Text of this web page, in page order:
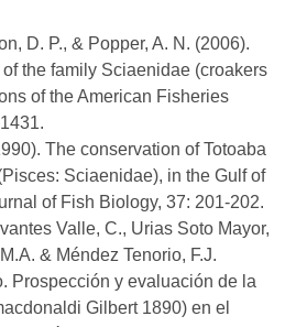
D. P., & Popper, A. N. (2006).
the family Sciaenidae (croakers
of the American Fisheries
The conservation of Totoaba
Sciaenidae), in the Gulf of
of Fish Biology, 37: 201-202.
Valle, C., Urias Soto Mayor,
& Méndez Tenorio, F.J.
Prospección y evaluación de la
Gilbert 1890) en el